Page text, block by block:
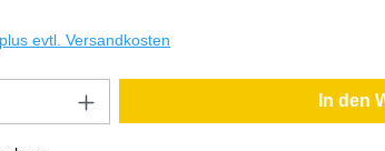
evtl. Versandkosten
In den